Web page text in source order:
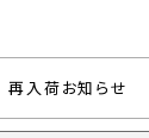
再入荷お知らせ